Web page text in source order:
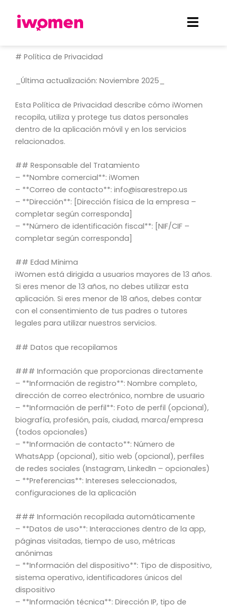
contenido
Menú
# Política de Privacidad
_Última actualización: Noviembre 2025_
Esta Política de Privacidad describe cómo iWomen
recopila, utiliza y protege tus datos personales
dentro de la aplicación móvil y en los servicios
relacionados.
## Responsable del Tratamiento
– **Nombre comercial**: iWomen
– **Correo de contacto**: info@isarestrepo.us
– **Dirección**: [Dirección física de la empresa –
completar según corresponda]
– **Número de identificación fiscal**: [NIF/CIF –
completar según corresponda]
## Edad Mínima
iWomen está dirigida a usuarios mayores de 13 años.
Si eres menor de 13 años, no debes utilizar esta
aplicación. Si eres menor de 18 años, debes contar
con el consentimiento de tus padres o tutores
legales para utilizar nuestros servicios.
## Datos que recopilamos
### Información que proporcionas directamente
– **Información de registro**: Nombre completo,
dirección de correo electrónico, nombre de usuario
– **Información de perfil**: Foto de perfil (opcional),
biografía, profesión, país, ciudad, marca/empresa
(todos opcionales)
– **Información de contacto**: Número de
WhatsApp (opcional), sitio web (opcional), perfiles
de redes sociales (Instagram, LinkedIn – opcionales)
– **Preferencias**: Intereses seleccionados,
configuraciones de la aplicación
### Información recopilada automáticamente
– **Datos de uso**: Interacciones dentro de la app,
páginas visitadas, tiempo de uso, métricas
anónimas
– **Información del dispositivo**: Tipo de dispositivo,
sistema operativo, identificadores únicos del
dispositivo
– **Información técnica**: Dirección IP, tipo de